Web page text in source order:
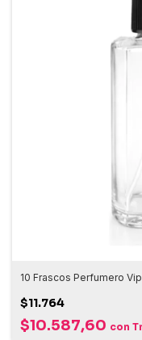
10 Frascos Perfumero
$11.764
$10.587,60 con